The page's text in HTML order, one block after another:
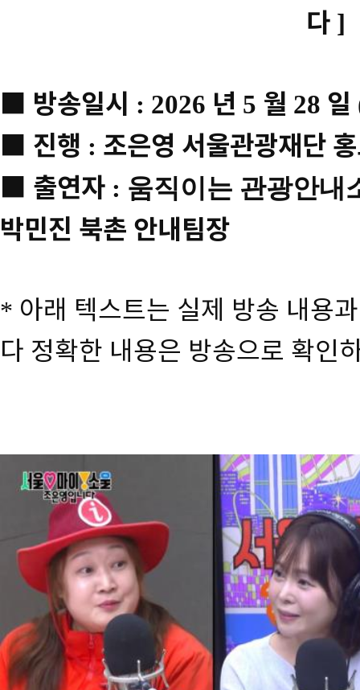
다 ]
방송일시 : 2026 년 5 월 28 일
진행 : 조은영 서울관광재단
출연자 : 움직이는 관광안내
박민진 북촌 안내팀장
* 아래 텍스트는 실제 방송 내용
다 정확한 내용은 방송으로 확인